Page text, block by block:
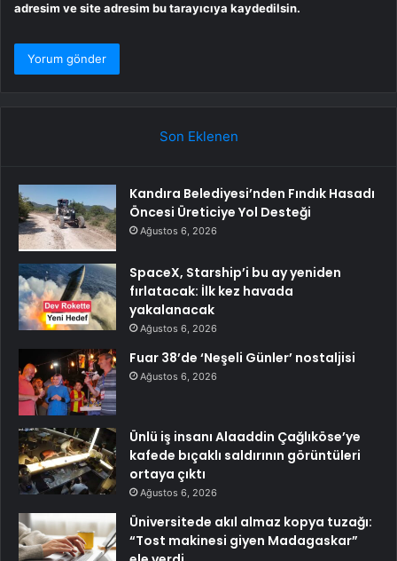
adresim ve site adresim bu tarayıcıya kaydedilsin.
Son Eklenen
Kandıra Belediyesi’nden Fındık Hasadı
Öncesi Üreticiye Yol Desteği
Ağustos 6, 2026
SpaceX, Starship’i bu ay yeniden
fırlatacak: İlk kez havada
yakalanacak
Ağustos 6, 2026
Fuar 38’de ‘Neşeli Günler’ nostaljisi
Ağustos 6, 2026
Ünlü iş insanı Alaaddin Çağlıköse’ye
kafede bıçaklı saldırının görüntüleri
ortaya çıktı
Ağustos 6, 2026
Üniversitede akıl almaz kopya tuzağı:
“Tost makinesi giyen Madagaskar”